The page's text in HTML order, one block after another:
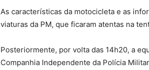
As características da motocicleta e as
viaturas da PM, que ficaram atentas na
Posteriormente, por volta das 14h20, a
Companhia Independente da Polícia